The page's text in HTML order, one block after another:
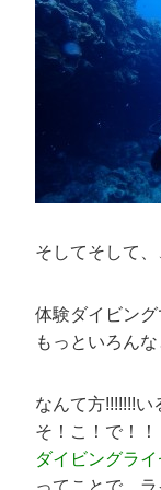
そしてそして、
体験ダイビング
もっといろんな
なんて方!!!!!!!い
そ！こ！で！！
ダイビングラ
ってことで、